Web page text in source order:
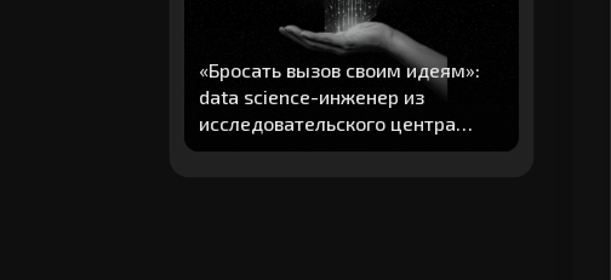
«Бросать вызов своим идеям»:
data science-инженер из
исследовательского центра
"Авито" рассказал о главных